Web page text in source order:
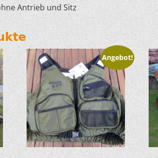
Antrieb und Sitz
Angebot!